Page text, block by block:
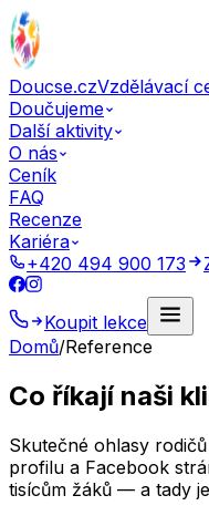
Doucse.czVzdělávací
Doučujeme
Další aktivity
O nás
Ceník
FAQ
Recenze
Kariéra
+420 494 900 173
Koupit lekce
Domů/Reference
Co říkají naši
Skutečné ohlasy
profilu a Facebook
tisícům žáků — a tady